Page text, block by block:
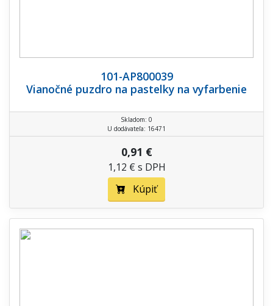
101-AP800039
Vianočné puzdro na pastelky na vyfarbenie
Skladom: 0
U dodávateľa: 16471
0,91 €
1,12 € s DPH
Kúpiť